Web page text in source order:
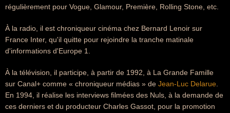
régulièrement pour Vogue, Glamour, Première, Rolling Stone, etc.
À la radio, il est chroniqueur cinéma chez Bernard Lenoir sur
France Inter, qu'il quitte pour rejoindre la tranche matinale
d'informations d'Europe 1.
À la télévision, il participe, à partir de 1992, à La Grande Famille
sur Canal+ comme « chroniqueur médias » de Jean-Luc Delarue
En 1994, il réalise les interviews filmées des Nuls, à la demande de
ces derniers et du producteur Charles Gassot, pour la promotion